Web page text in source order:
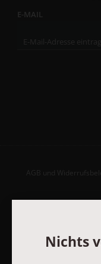
E-MAIL
AGB und
Vertrag
Nichts